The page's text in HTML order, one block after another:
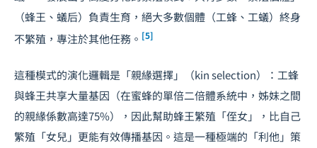
（蜂王、蟻后）負責生育，絕大多數個體（工蜂、工蟻）終身
不繁殖，專注於其他任務。 [5]
這種模式的演化邏輯是「親緣選擇」（kin selection）：工蜂
與蜂王共享大量基因（在蜜蜂的單倍二倍體系統中，姊妹之間
的親緣係數高達75%），因此幫助蜂王繁殖「侄女」，比自己
繁殖「女兒」更能有效傳播基因。這是一種極端的「利他」策